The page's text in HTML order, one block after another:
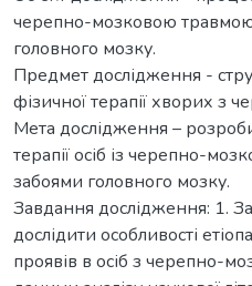
черепно-мозковою
головного мозку.
Предмет дослідження -
фізичної терапії хворих з
Мета дослідження –
терапії осіб із черепно-
забоями головного мозку.
Завдання дослідження: 1.
дослідити особливості
проявів в осіб з черепно-